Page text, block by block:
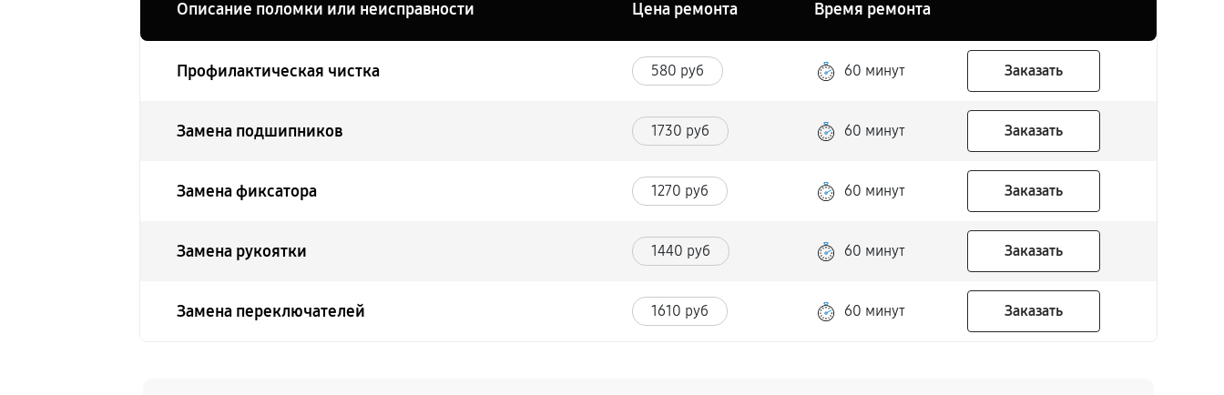
Описание поломки или неисправности Цена ремонта Время ремонта
Профилактическая чистка 580 руб 60 минут Заказать
Замена подшипников 1730 руб 60 минут Заказать
Замена фиксатора 1270 руб 60 минут Заказать
Замена рукоятки 1440 руб 60 минут Заказать
Замена переключателей 1610 руб 60 минут Заказать